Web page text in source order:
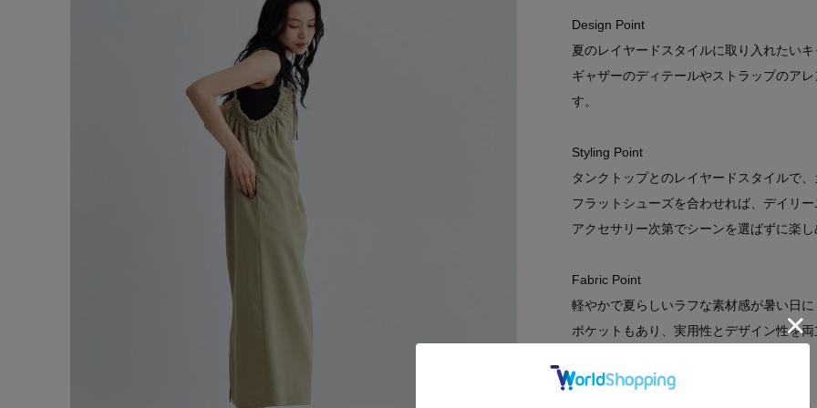
Design Point
夏のレイヤードスタイルに取り入れたい
ギャザーのディテールやストラップのア
す。
Styling Point
タンクトップとのレイヤードスタイルで
フラットシューズを合わせれば、デイリ
アクセサリー次第でシーンを選ばずに楽
Fabric Point
軽やかで夏らしいラフな素材感が暑い日
ポケットもあり、実用性とデザイン性を